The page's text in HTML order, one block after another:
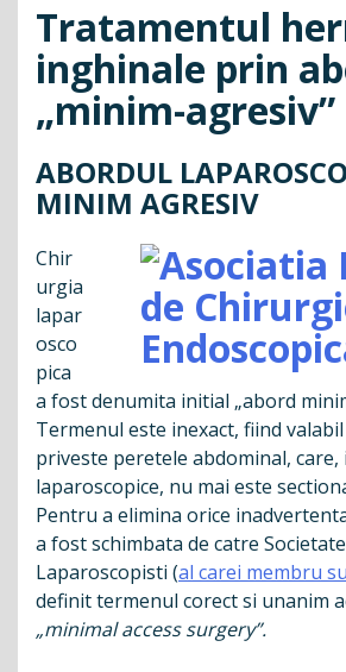
Tratamentul
inghinale prin
„minim-agresiv”
ABORDUL
MINIM AGRESIV
Chir
urgia
lapar
osco
pica
a fost denumita initial „abord
Termenul este inexact, fiind
priveste peretele abdominal,
laparoscopice, nu mai este
Pentru a elimina orice
a fost schimbata de catre
Laparoscopisti (al carei membru
definit termenul corect si unanim
„minimal access surgery”.